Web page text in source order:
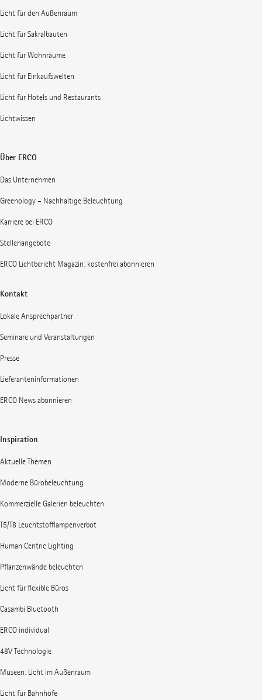
Licht für den Außenraum
Licht für Sakralbauten
Licht für Wohnräume
Licht für Einkaufswelten
Licht für Hotels und Restaurants
Lichtwissen
Über ERCO
Das Unternehmen
Greenology – Nachhaltige Beleuchtung
Karriere bei ERCO
Stellenangebote
ERCO Lichtbericht Magazin: kostenfrei abonnieren
Kontakt
Lokale Ansprechpartner
Seminare und Veranstaltungen
Presse
Lieferanteninformationen
ERCO News abonnieren
Inspiration
Aktuelle Themen
Moderne Bürobeleuchtung
Kommerzielle Galerien beleuchten
T5/T8 Leuchtstofflampenverbot
Human Centric Lighting
Pflanzenwände beleuchten
Licht für flexible Büros
Casambi Bluetooth
ERCO individual
48V Technologie
Museen: Licht im Außenraum
Licht für Bahnhöfe